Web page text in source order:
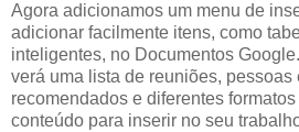
Agora adicionamos um menu de
adicionar facilmente itens, como
inteligentes, no Documentos
verá uma lista de reuniões, pessoas
recomendados e diferentes
conteúdo para inserir no seu